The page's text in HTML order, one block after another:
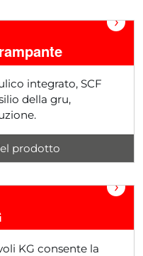
›
integrato, SCF
della gru,
prodotto
›
KG consente la